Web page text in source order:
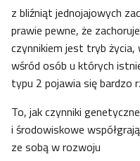
z bliźniąt jednojajowych
prawie pewne, że
czynnikiem jest tryb życia,
wśród osób u których
typu 2 pojawia się bardzo
To, jak czynniki genetyczne
i środowiskowe współgrają
ze sobą w rozwoju